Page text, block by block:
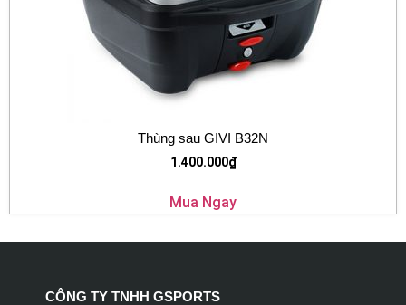
Thùng sau GIVI B32N
1.400.000₫
Mua Ngay
CÔNG TY TNHH GSPORTS